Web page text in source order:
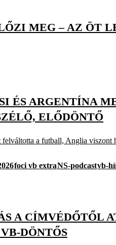
MEG – AZ ÖT
ÉS ARGENTÍNA
ELŐDÖNTŐ
a futball, Anglia viszont
foci vb extraNS-podcastvb-
A CÍMVÉDŐTŐL
DÖNTŐS